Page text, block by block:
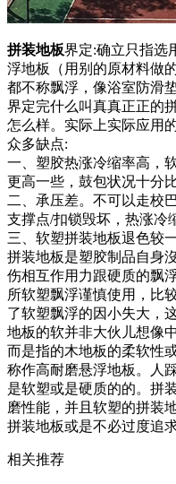
拼装地板界定:确立只指选
浮地板（用别的原材料做
都不称飘浮，像浴室防滑
界定完什么叫真真正正的
怎么样。实际上实际应用
众多缺点:
一、塑胶热涨冷缩率高，
更高一些，鼓包状况十分
二、承压差。不可以走校
支撑点/扣锁毁坏，热涨冷
三、软塑拼装地板退色较
拼装地板是塑胶制品自身
伤相互作用力跟硬质的飘
所软塑飘浮谨慎使用，比
了软塑飘浮的因小失大，
地板的软并非大伙儿想像
而是指的木地板的柔软性
称作高耐磨悬浮地板。人
是软塑或是硬质的的。拼
磨性能，并且软塑的拼装
拼装地板或是不必过度追
相关推荐